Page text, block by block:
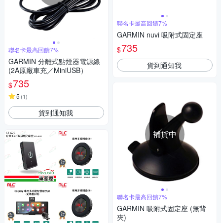
聯名卡最高回饋7%
GARMIN 分離式點煙器電源線
(2A原廠車充／MiniUSB）
$735
5 (1)
貨到通知我
聯名卡最高回饋7%
GARMIN nuvi 吸附式固定座
$735
貨到通知我
補貨中
聯名卡最高回饋7%
GARMIN 吸附式固定座 (無背
夾)